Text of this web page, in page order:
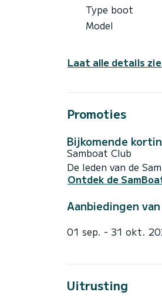
Type boot
Model
Laat alle details
Promoties
Bijkomende
Samboat Club
De leden van de
Ontdek de
Aanbiedingen
01 sep. - 31 okt.
Uitrusting